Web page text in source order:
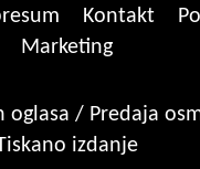
Kontakt
Marketing
oglasa / Predaja
izdanje